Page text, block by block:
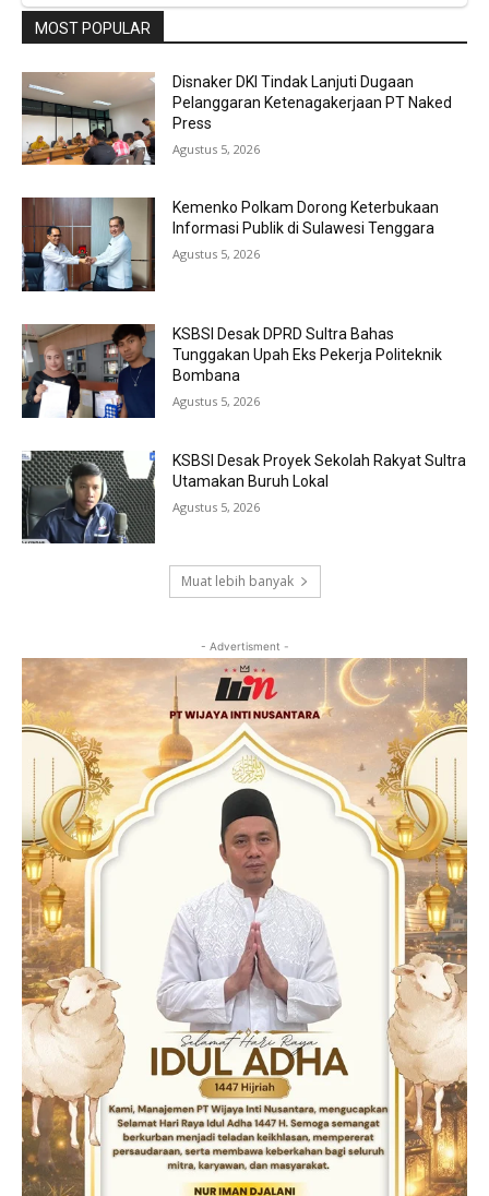
MOST POPULAR
Disnaker DKI Tindak Lanjuti Dugaan
Pelanggaran Ketenagakerjaan PT Naked
Press
Agustus 5, 2026
Kemenko Polkam Dorong Keterbukaan
Informasi Publik di Sulawesi Tenggara
Agustus 5, 2026
KSBSI Desak DPRD Sultra Bahas
Tunggakan Upah Eks Pekerja Politeknik
Bombana
Agustus 5, 2026
KSBSI Desak Proyek Sekolah Rakyat Sultra
Utamakan Buruh Lokal
Agustus 5, 2026
Muat lebih banyak
- Advertisment -